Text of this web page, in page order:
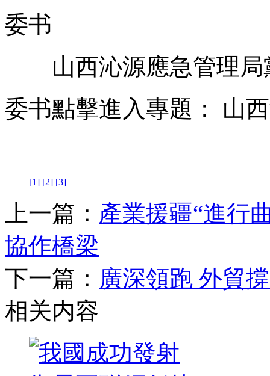
委书
山西沁源應急管理局
委书點擊進入專題： 山
[1] [2] [3]
上一篇： 產業援疆“進行
協作橋梁
下一篇： 廣深領跑 外貿
相关内容